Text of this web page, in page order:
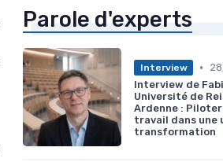
Parole d'experts
Interview •
Interview de
Université de
Ardenne :
travail dans une
transformation